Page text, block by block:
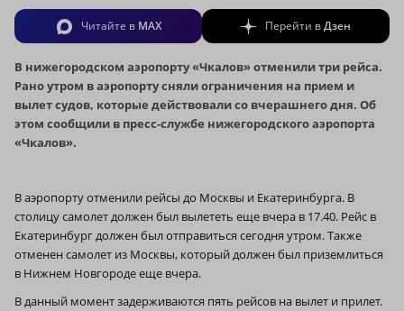
Читайте в MAX Перейти вДзен
В нижегородском аэропорту «Чкалов» отменили три рейса.
Рано утром в аэропорту сняли ограничения на прием и
вылет судов, которые действовали со вчерашнего дня. Об
этом сообщили в пресс-службе нижегородского аэропорта
«Чкалов».
В аэропорту отменили рейсы до Москвы и Екатеринбурга. В
столицу самолет должен был вылететь еще вчера в 17.40. Рейс в
Екатеринбург должен был отправиться сегодня утром. Также
отменен самолет из Москвы, который должен был приземлиться
в Нижнем Новгороде еще вчера.
В данный момент задерживаются пять рейсов на вылет и прилет.